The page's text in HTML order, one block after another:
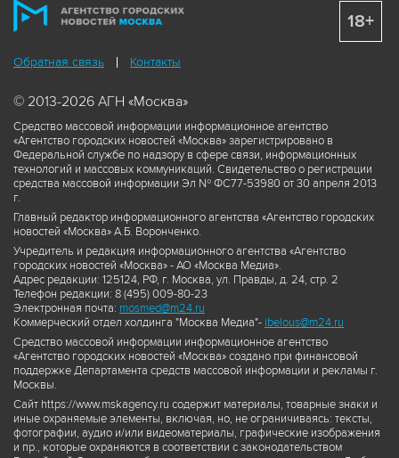
Обратная связь Контакты
© 2013-2026 АГН «Москва»
Средство массовой информации информационное агентство
«Агентство городских новостей «Москва» зарегистрировано в
Федеральной службе по надзору в сфере связи, информационных
технологий и массовых коммуникаций. Свидетельство о регистрации
средства массовой информации Эл № ФС77-53980 от 30 апреля 2013
г.
Главный редактор информационного агентства «Агентство городских
новостей «Москва» А.Б. Воронченко.
Учредитель и редакция информационного агентства «Агентство
городских новостей «Москва» - АО «Москва Медиа».
Адрес редакции: 125124, РФ, г. Москва, ул. Правды, д. 24, стр. 2
Телефон редакции: 8 (495) 009-80-23
Электронная почта: mosmed@m24.ru
Коммерческий отдел холдинга "Москва Медиа"- ibelous@m24.ru
Средство массовой информации информационное агентство
«Агентство городских новостей «Москва» создано при финансовой
поддержке Департамента средств массовой информации и рекламы г.
Москвы.
Сайт https://www.mskagency.ru содержит материалы, товарные знаки и
иные охраняемые элементы, включая, но, не ограничиваясь: тексты,
фотографии, аудио и/или видеоматериалы, графические изображения
и пр., которые охраняются в соответствии с законодательством
18+